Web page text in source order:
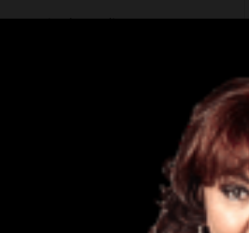
organizada por diversas
culminó en enfrentamientos con
y varios detenidos, mientras el
ley continúa en el Senado.